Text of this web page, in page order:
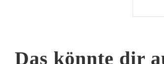
Das könnte dir